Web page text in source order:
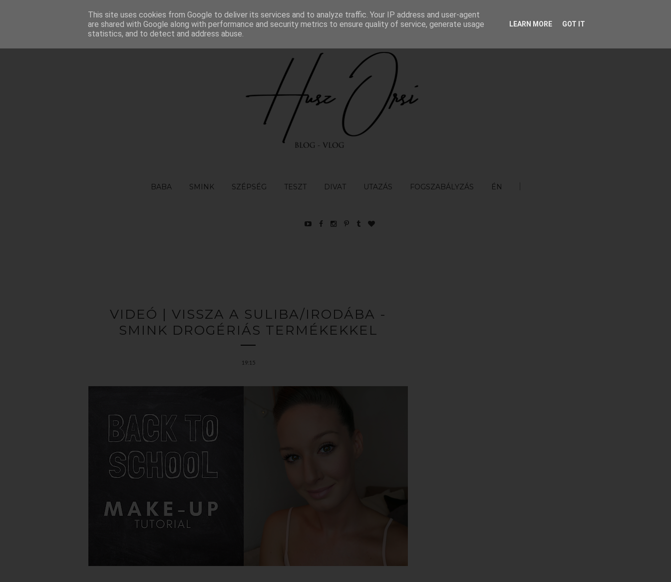
FŐOLDAL RÓLAM FELHASZNÁLÁSI FELTÉTELEK KAPCSOLAT
BABA SMINK SZÉPSÉG TESZT DIVAT UTAZÁS FOGSZABÁLYZÁS ÉN
VIDEÓ | VISSZA A SULIBA/IRODÁBA -
SMINK DROGÉRIÁS TERMÉKEKKEL
19:15
This site uses cookies from Google to deliver its services and to analyze traffic. Your IP address and user-agent
are shared with Google along with performance and security metrics to ensure quality of service, generate usage
statistics, and to detect and address abuse.
LEARN MORE GOT IT